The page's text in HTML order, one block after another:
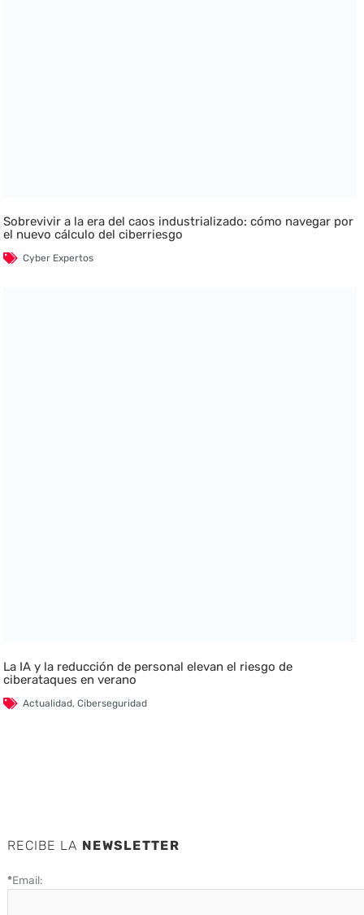
Sobrevivir a la era del caos industrializado: cómo navegar por
el nuevo cálculo del ciberriesgo
Cyber Expertos
La IA y la reducción de personal elevan el riesgo de
ciberataques en verano
Actualidad,Ciberseguridad
RECIBE LA NEWSLETTER
*Email: